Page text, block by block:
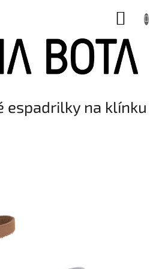
espadrilky na klínku